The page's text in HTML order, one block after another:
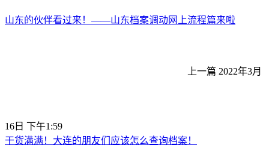
山东的伙伴看过来！——山东档案调动网上流程篇来啦
上一篇 2022年3月
16日 下午1:59
干货满满！大连的朋友们应该怎么查询档案！